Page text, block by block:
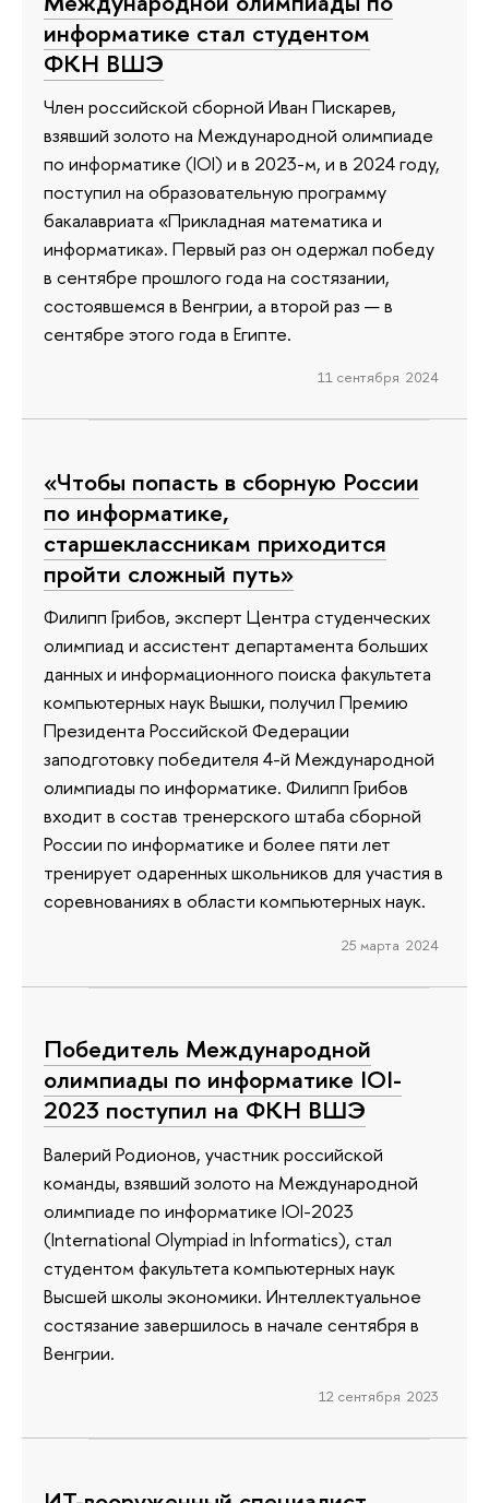
информатике стал студентом
ФКН ВШЭ
Член российской сборной Иван Пискарев,
взявший золото на Международной олимпиаде
по информатике (IOI) и в 2023-м, и в 2024 году,
поступил на образовательную программу
бакалавриата «Прикладная математика и
информатика». Первый раз он одержал победу
в сентябре прошлого года на состязании,
состоявшемся в Венгрии, а второй раз — в
сентябре этого года в Египте.
11 сентября 2024
«Чтобы попасть в сборную России
по информатике,
старшеклассникам приходится
пройти сложный путь»
Филипп Грибов, эксперт Центра студенческих
олимпиад и ассистент департамента больших
данных и информационного поиска факультета
компьютерных наук Вышки, получил Премию
Президента Российской Федерации
заподготовку победителя 4-й Международной
олимпиады по информатике. Филипп Грибов
входит в состав тренерского штаба сборной
России по информатике и более пяти лет
тренирует одаренных школьников для участия в
соревнованиях в области компьютерных наук.
25 марта 2024
Победитель Международной
олимпиады по информатике IOI-
2023 поступил на ФКН ВШЭ
Валерий Родионов, участник российской
команды, взявший золото на Международной
олимпиаде по информатике IOI-2023
(International Olympiad in Informatics), стал
студентом факультета компьютерных наук
Высшей школы экономики. Интеллектуальное
состязание завершилось в начале сентября в
Венгрии.
12 сентября 2023